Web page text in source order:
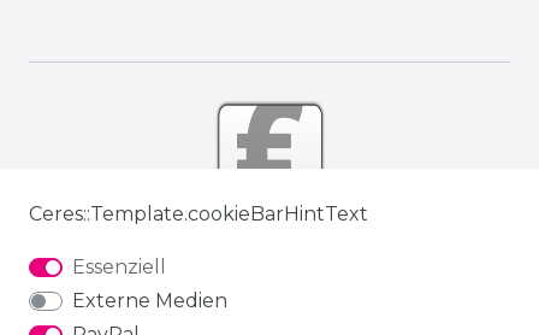
Ceres::Template.cookieBarHintText
Essenziell
Externe Medien